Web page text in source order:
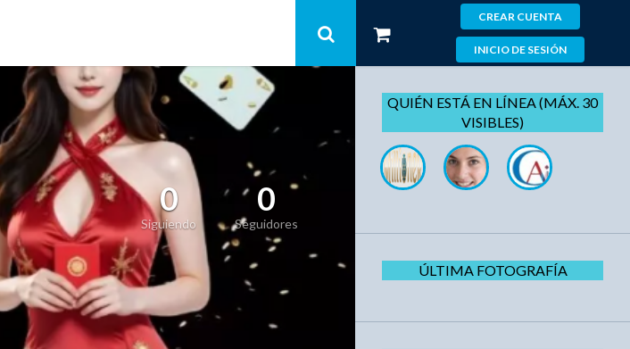
CREAR CUENTA
INICIO DE SESIÓN
0
Siguiendo
0
Seguidores
QUIÉN ESTÁ EN LÍNEA (MÁX. 30
VISIBLES)
ÚLTIMA FOTOGRAFÍA